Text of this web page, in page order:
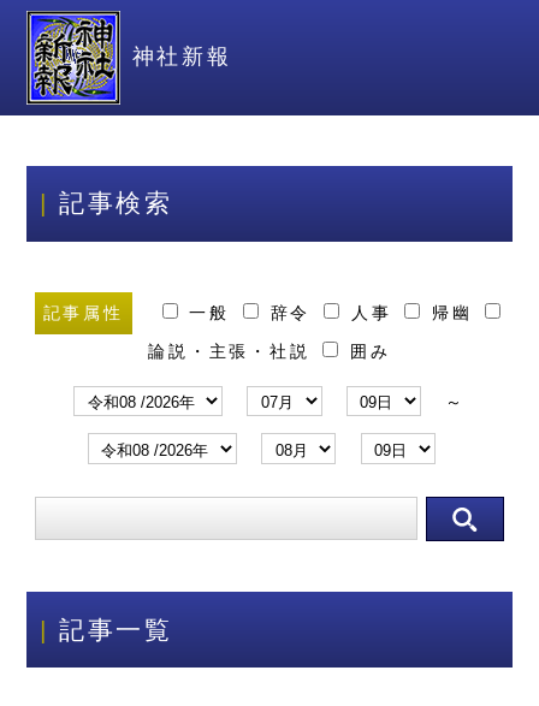
神社新報
記事検索
記事属性 一般 辞令 人事
帰幽
論説・主張・社説
囲み
～
記事一覧